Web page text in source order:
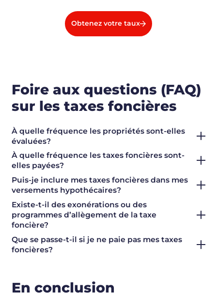
Obtenez votre taux
Foire aux questions (FAQ)
sur les taxes foncières
À quelle fréquence les propriétés sont-elles
évaluées?
À quelle fréquence les taxes foncières sont-
elles payées?
Puis-je inclure mes taxes foncières dans mes
versements hypothécaires?
Existe-t-il des exonérations ou des
programmes d’allègement de la taxe
foncière?
Que se passe-t-il si je ne paie pas mes taxes
foncières?
En conclusion